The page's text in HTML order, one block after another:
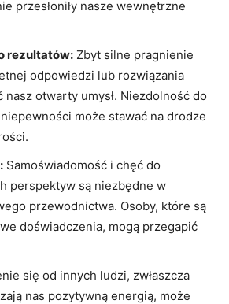
⁤przesłoniły nasze wewnętrzne
rezultatów: Zbyt silne ‍pragnienie
odpowiedzi lub rozwiązania
nasz otwarty umysł. Niezdolność‌ do
⁢może stawać na drodze
Samoświadomość i chęć do
perspektyw są niezbędne w
przewodnictwa. Osoby, które są
doświadczenia,⁢ mogą przegapić
się od innych ludzi, zwłaszcza‍
nas‍ pozytywną ‌energią, może